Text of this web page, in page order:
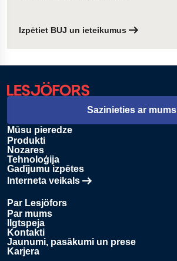
Izpētiet BUJ un ieteikumus
Mūsu pieredze
Produkti
Nozares
Tehnoloģija
Gadījumu izpētes
Interneta veikals
Atveras jaunā cilnē
Par Lesjöfors
Par mums
Ilgtspeja
Kontakti
Jaunumi, pasākumi un prese
Karjera
Sazinieties ar mums